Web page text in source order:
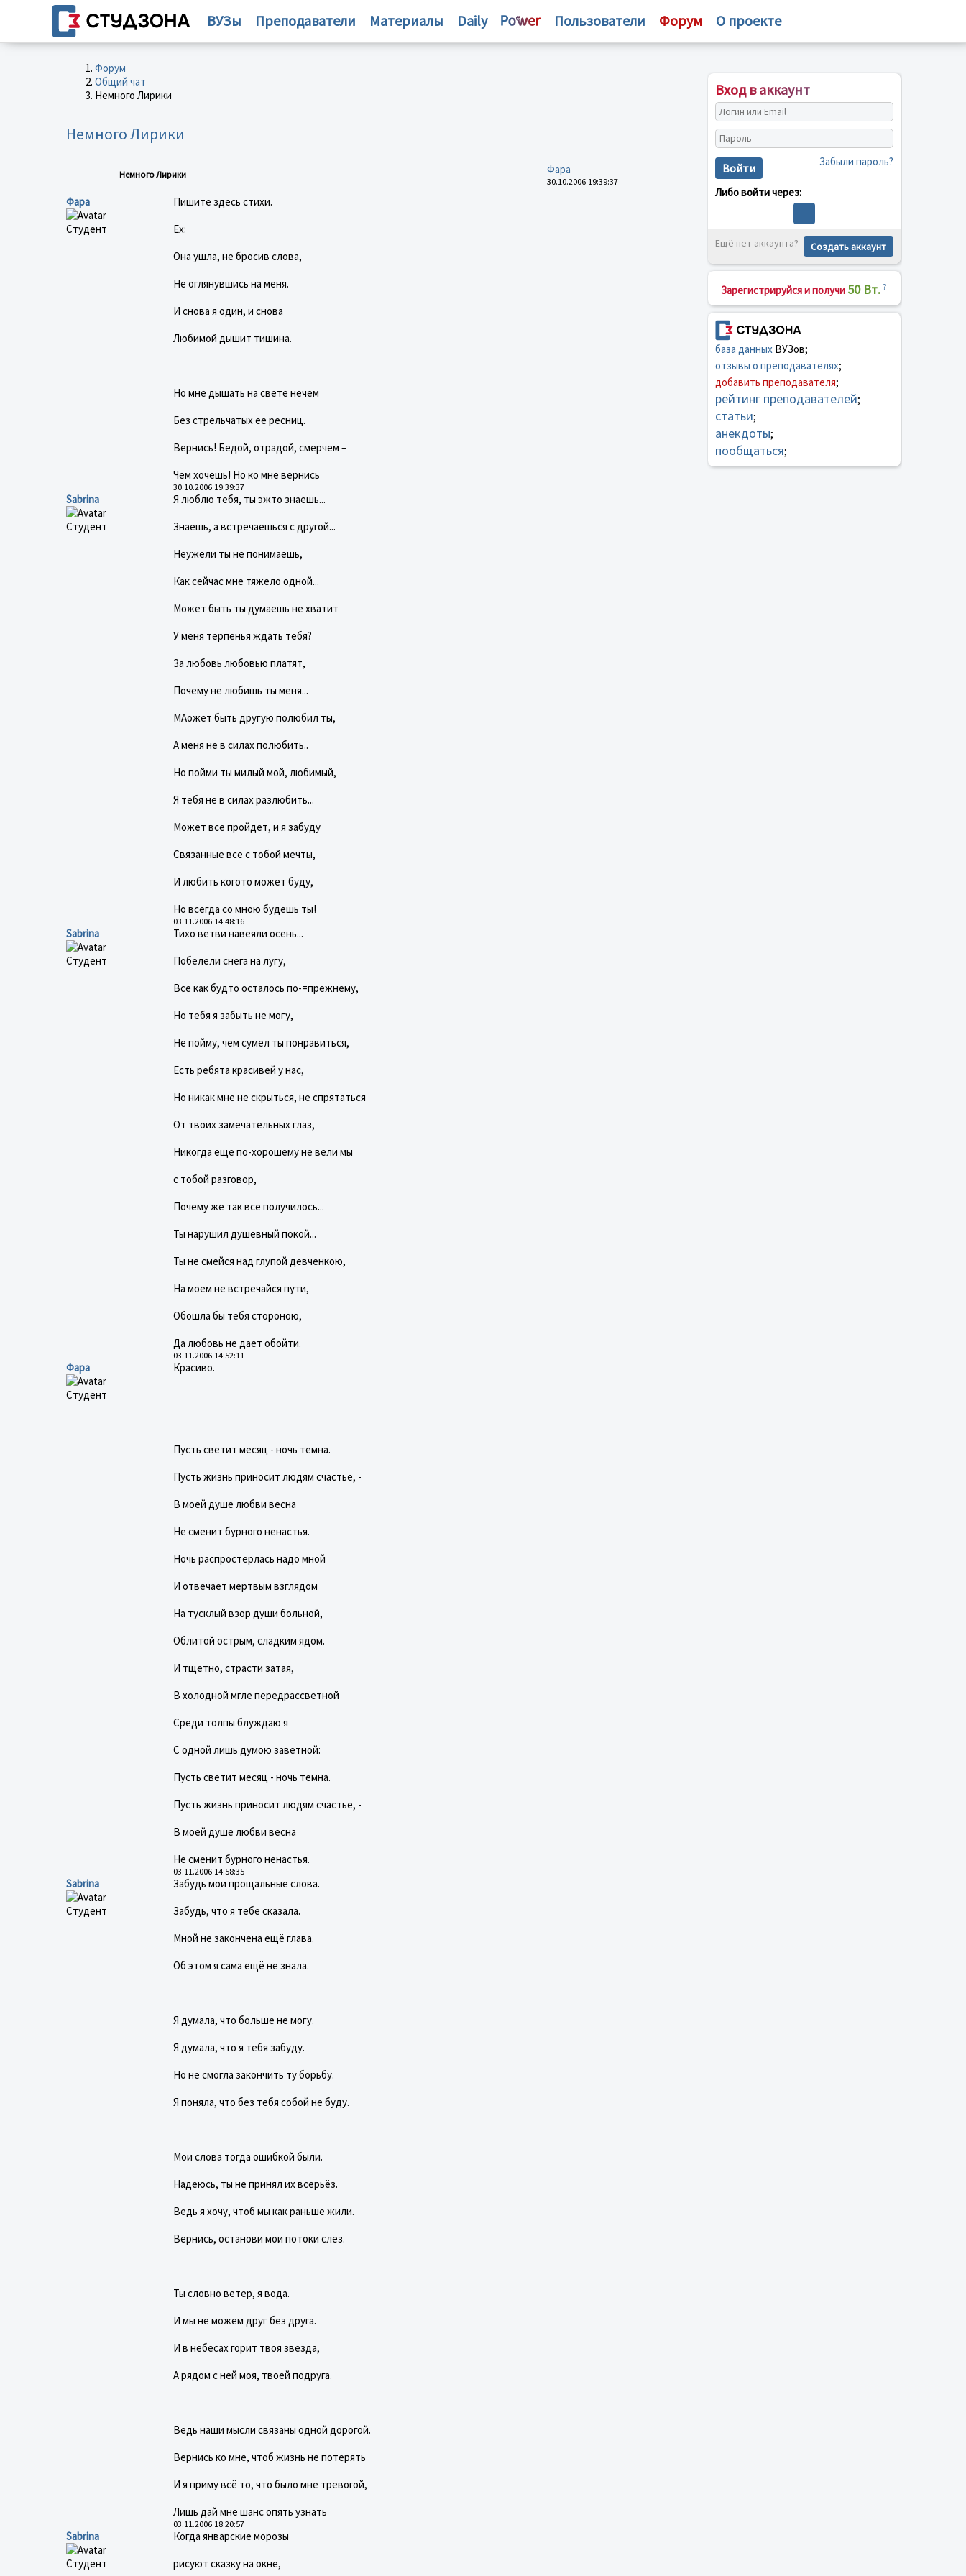
ВУЗы Преподаватели Материалы Daily Пользователи Форум О проекте
Форум
Общий чат
Немного Лирики
Немного Лирики
Немного Лирики Фара
30.10.2006 19:39:37
Фара
Студент
Пишите здесь стихи.
Ех:
Она ушла, не бросив слова,
Не оглянувшись на меня.
И снова я один, и снова
Любимой дышит тишина.
Но мне дышать на свете нечем
Без стрельчатых ее ресниц.
Вернись! Бедой, отрадой, смерчем –
Чем хочешь! Но ко мне вернись
30.10.2006 19:39:37
Sabrina
Студент
Я люблю тебя, ты эжто знаешь...
Знаешь, а встречаешься с другой...
Неужели ты не понимаешь,
Как сейчас мне тяжело одной...
Может быть ты думаешь не хватит
У меня терпенья ждать тебя?
За любовь любовью платят,
Почему не любишь ты меня...
МАожет быть другую полюбил ты,
А меня не в силах полюбить..
Но пойми ты милый мой, любимый,
Я тебя не в силах разлюбить...
Может все пройдет, и я забуду
Связанные все с тобой мечты,
И любить когото может буду,
Но всегда со мною будешь ты!
03.11.2006 14:48:16
Sabrina
Студент
Тихо ветви навеяли осень...
Побелели снега на лугу,
Все как будто осталось по-=прежнему,
Но тебя я забыть не могу,
Не пойму, чем сумел ты понравиться,
Есть ребята красивей у нас,
Но никак мне не скрыться, не спрятаться
От твоих замечательных глаз,
Никогда еще по-хорошему не вели мы
с тобой разговор,
Почему же так все получилось...
Ты нарушил душевный покой...
Ты не смейся над глупой девченкою,
На моем не встречайся пути,
Обошла бы тебя стороною,
Да любовь не дает обойти.
03.11.2006 14:52:11
Фара
Студент
Красиво.
Пусть светит месяц - ночь темна.
Пусть жизнь приносит людям счастье, -
В моей душе любви весна
Не сменит бурного ненастья.
Ночь распростерлась надо мной
И отвечает мертвым взглядом
На тусклый взор души больной,
Облитой острым, сладким ядом.
И тщетно, страсти затая,
В холодной мгле передрассветной
Среди толпы блуждаю я
С одной лишь думою заветной:
Пусть светит месяц - ночь темна.
Пусть жизнь приносит людям счастье, -
В моей душе любви весна
Не сменит бурного ненастья.
03.11.2006 14:58:35
Sabrina
Студент
Забудь мои прощальные слова.
Забудь, что я тебе сказала.
Мной не закончена ещё глава.
Об этом я сама ещё не знала.
Я думала, что больше не могу.
Я думала, что я тебя забуду.
Но не смогла закончить ту борьбу.
Я поняла, что без тебя собой не буду.
Мои слова тогда ошибкой были.
Надеюсь, ты не принял их всерьёз.
Ведь я хочу, чтоб мы как раньше жили.
Вернись, останови мои потоки слёз.
Ты словно ветер, я вода.
И мы не можем друг без друга.
И в небесах горит твоя звезда,
А рядом с ней моя, твоей подруга.
Ведь наши мысли связаны одной дорогой.
Вернись ко мне, чтоб жизнь не потерять
И я приму всё то, что было мне тревогой,
Лишь дай мне шанс опять узнать
03.11.2006 18:20:57
Sabrina
Студент
Когда январские морозы
рисуют сказку на окне,
Вход в аккаунт
Войти Забыли пароль?
Либо войти через:
Ещё нет аккаунта? Создать аккаунт
Зарегистрируйся и получи 50 Вт. ?
база данныхВУЗов;
отзывы о преподавателях;
добавить преподавателя;
рейтинг преподавателей;
статьи;
анекдоты;
пообщаться;